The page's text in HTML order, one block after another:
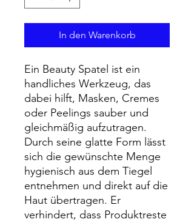
In den Warenkorb
Ein Beauty Spatel ist ein
handliches Werkzeug, das
dabei hilft, Masken, Cremes
oder Peelings sauber und
gleichmäßig aufzutragen.
Durch seine glatte Form lässt
sich die gewünschte Menge
hygienisch aus dem Tiegel
entnehmen und direkt auf die
Haut übertragen. Er
verhindert, dass Produktreste